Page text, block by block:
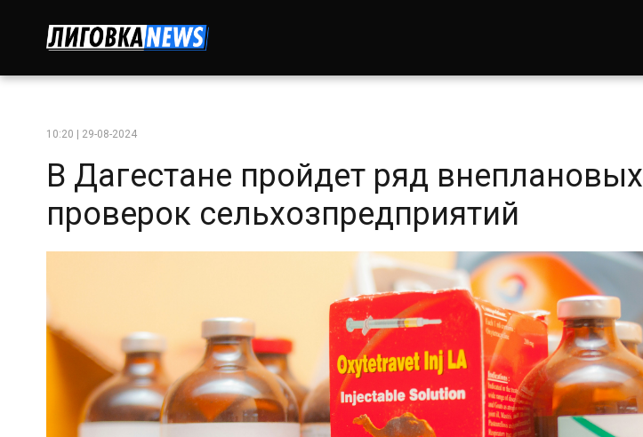
10:20 | 29-08-2024
В Дагестане пройдет ряд внеплановых
проверок сельхозпредприятий